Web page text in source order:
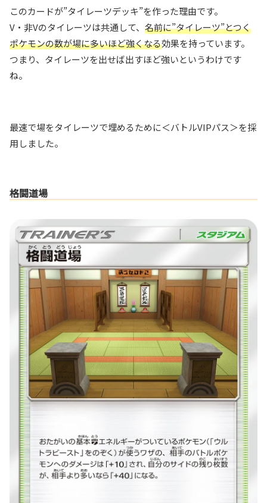
このカードが”タイレーツデッキ”を作った理由です。
V・非Vのタイレーツは共通して、 名前に”タイレーツ”とつく
ポケモンの数が場に多いほど強くなる効果を持っています。
つまり、タイレーツを出せば出すほど強いというわけです
ね。
最速で場をタイレーツで埋めるために＜バトルVIPパス＞を採
用しました。
格闘道場